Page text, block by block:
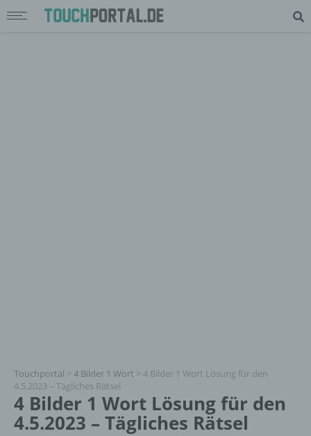
Touchportal > 4 Bilder 1 Wort > 4 Bilder 1 Wort Lösung für den
4.5.2023 – Tägliches Rätsel
4 Bilder 1 Wort Lösung für den
4.5.2023 – Tägliches Rätsel